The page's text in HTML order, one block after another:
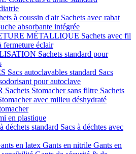
à coussin d'air Sachets avec rabat
absorbante intégrée
MÉTALLIQUE Sachets avec fil
fermeture éclair
Sachets standard pour
Sacs autoclavables standard Sacs
pour autoclave
Sachets Stomacher sans filtre Sachets
avec milieu déshydraté
en plastique
déchets standard Sacs à déchtes avec
en latex Gants en nitrile Gants en